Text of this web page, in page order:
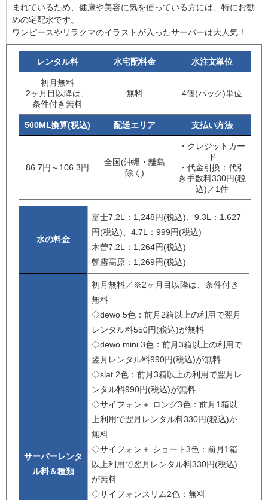
まれているため、健康や美容に気を使っている方には、特にお勧
めの宅配水です。
ワンピースやリラクマのイラストが入ったサーバーは大人気！
レンタル料 水宅配料金 水注文単位
初月無料
2ヶ月目以降は、
条件付き無料
無料 4個(パック)単位
500ML換算(税込) 配送エリア 支払い方法
86.7円～106.3円
全国(沖縄・離島
除く)
・クレジットカー
ド
・代金引換：代引
き手数料330円(税
込)／1件
水の料金
富士7.2L：1,248円(税込)、9.3L：1,627
円(税込)、4.7L：999円(税込)
木曽7.2L：1,264円(税込)
朝霧高原：1,269円(税込)
サーバーレンタ
ル料＆種類
初月無料／※2ヶ月目以降は、条件付き
無料
◇dewo 5色：前月2箱以上の利用で翌月
レンタル料550円(税込)が無料
◇dewo mini 3色：前月3箱以上の利用で
翌月レンタル料990円(税込)が無料
◇slat 2色：前月3箱以上の利用で翌月レ
ンタル料990円(税込)が無料
◇サイフォン＋ ロング3色：前月1箱以
上利用で翌月レンタル料330円(税込)が
無料
◇サイフォン＋ ショート3色：前月1箱
以上利用で翌月レンタル料330円(税込)
が無料
◇サイフォンスリム2色：無料